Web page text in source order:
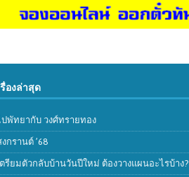
รื่องล่าสุด
ปพัทยากับ วงศ์ทรายทอง
งกรานต์ ’68
ตรียมตัวกลับบ้านวันปีใหม่ ต้องวางแผนอะไรบ้าง?